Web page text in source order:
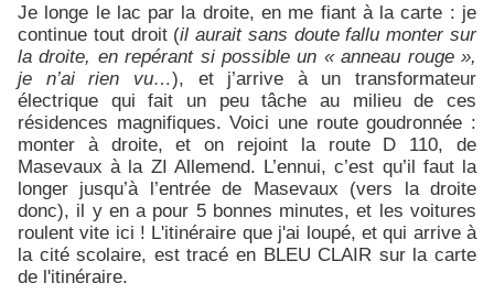
Je longe le lac par la droite, en me fiant à la carte : je
continue tout droit (il aurait sans doute fallu monter sur
la droite, en repérant si possible un « anneau rouge »,
je n’ai rien vu…), et j’arrive à un transformateur
électrique qui fait un peu tâche au milieu de ces
résidences magnifiques. Voici une route goudronnée :
monter à droite, et on rejoint la route D 110, de
Masevaux à la ZI Allemend. L’ennui, c’est qu’il faut la
longer jusqu’à l’entrée de Masevaux (vers la droite
donc), il y en a pour 5 bonnes minutes, et les voitures
roulent vite ici ! L'itinéraire que j'ai loupé, et qui arrive à
la cité scolaire, est tracé en BLEU CLAIR sur la carte
de l'itinéraire.